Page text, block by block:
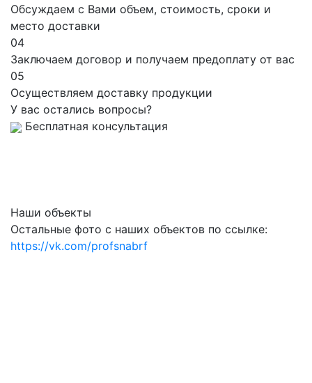
Обсуждаем с Вами объем, стоимость, сроки и
место доставки
04
Заключаем договор и получаем предоплату от вас
05
Осуществляем доставку продукции
У вас остались вопросы?
Бесплатная консультация
Наши объекты
Остальные фото с наших объектов по ссылке:
https://vk.com/profsnabrf